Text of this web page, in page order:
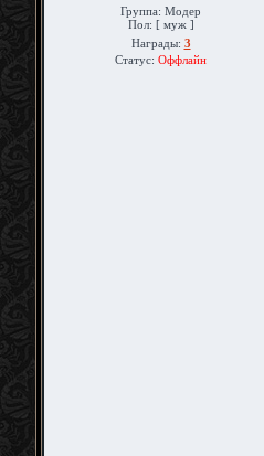
Группа: Модер
Пол: [ муж ]
Награды: 3
Статус: Оффлайн